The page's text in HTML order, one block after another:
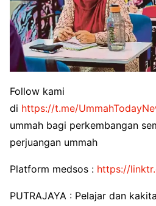
Follow kami
di https://t.me/
ummah bagi perkembangan
perjuangan ummah
Platform medsos : https://
PUTRAJAYA : Pelajar dan